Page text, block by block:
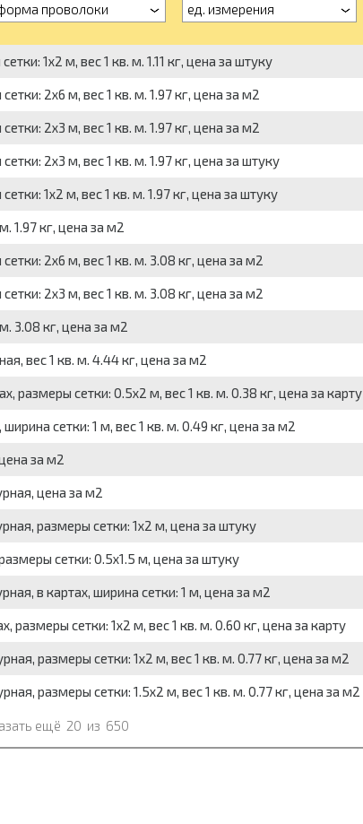
проволоки ед. измерения
1x2 м, вес 1 кв. м. 1.11 кг, цена за штуку
2x6 м, вес 1 кв. м. 1.97 кг, цена за м2
2x3 м, вес 1 кв. м. 1.97 кг, цена за м2
2x3 м, вес 1 кв. м. 1.97 кг, цена за штуку
1x2 м, вес 1 кв. м. 1.97 кг, цена за штуку
1.97 кг, цена за м2
2x6 м, вес 1 кв. м. 3.08 кг, цена за м2
2x3 м, вес 1 кв. м. 3.08 кг, цена за м2
3.08 кг, цена за м2
вес 1 кв. м. 4.44 кг, цена за м2
размеры сетки: 0.5x2 м, вес 1 кв. м. 0.38 кг, цена за карту
сетки: 1 м, вес 1 кв. м. 0.49 кг, цена за м2
за м2
цена за м2
размеры сетки: 1x2 м, цена за штуку
сетки: 0.5x1.5 м, цена за штуку
в картах, ширина сетки: 1 м, цена за м2
размеры сетки: 1x2 м, вес 1 кв. м. 0.60 кг, цена за карту
размеры сетки: 1x2 м, вес 1 кв. м. 0.77 кг, цена за м2
размеры сетки: 1.5x2 м, вес 1 кв. м. 0.77 кг, цена за м2
ещё 20 из 650